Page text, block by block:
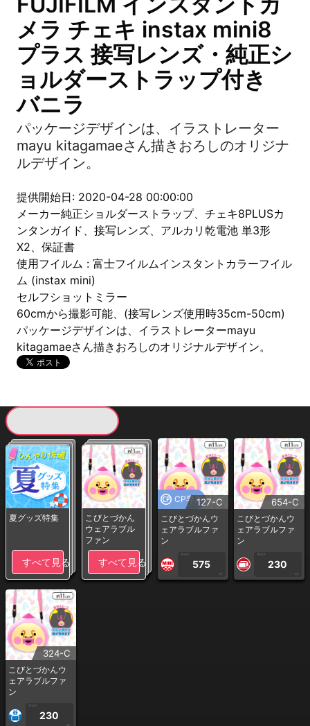
メラ チェキ instax mini8
プラス 接写レンズ・純正シ
ョルダーストラップ付き
バニラ
パッケージデザインは、イラストレーター
mayu kitagamaeさん描きおろしのオリジナ
ルデザイン。
提供開始日: 2020-04-28 00:00:00
メーカー純正ショルダーストラップ、チェキ8PLUSカ
ンタンガイド、接写レンズ、アルカリ乾電池 単3形
X2、保証書
使用フイルム : 富士フイルムインスタントカラーフイル
ム (instax mini)
セルフショットミラー
60cmから撮影可能、(接写レンズ使用時35cm-50cm)
パッケージデザインは、イラストレーターmayu
kitagamaeさん描きおろしのオリジナルデザイン。
夏グッズ特集
すべて見る
こびとづかん
ウェアラブル
ファン
すべて見る
CP専用127-C
こびとづかんウ
ェアラブルファ
ン
1PLAY
575
CP
654-C
こびとづかんウ
ェアラブルファ
ン
1PLAY
230
CP
324-C
こびとづかんウ
ェアラブルファ
ン
1PLAY
230
CP